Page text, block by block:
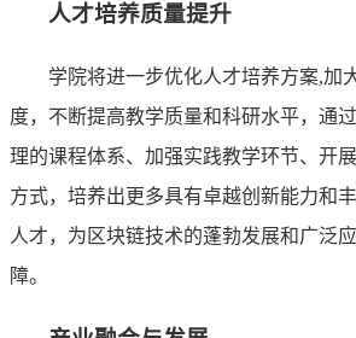
人才培养质量提升
学院将进一步优化人才培养方案,加
度，不断提高教学质量和科研水平，通
理的课程体系、加强实践教学环节、开
方式，培养出更多具有卓越创新能力和
人才，为区块链技术的蓬勃发展和广泛
障。